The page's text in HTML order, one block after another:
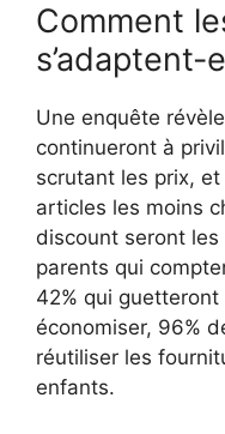
Comment
s’adaptent-
Une enquête
continueront à
scrutant les prix,
articles les moins
discount seront
parents qui
42% qui
économiser, 96%
réutiliser les
enfants.